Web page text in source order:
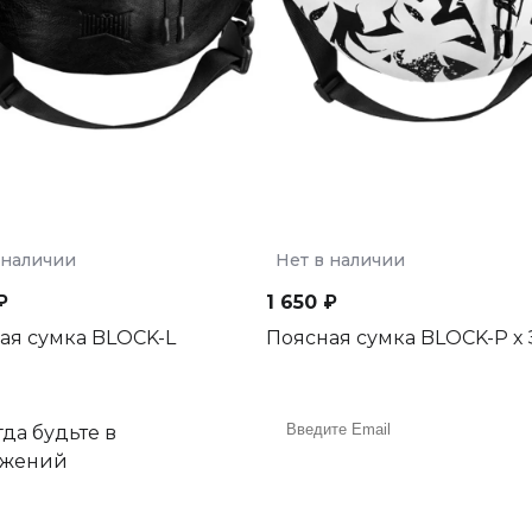
сумка BLOCK-L
Нет в наличии
1 650 ₽
Поясная сумка BLOCK-P
будьте в